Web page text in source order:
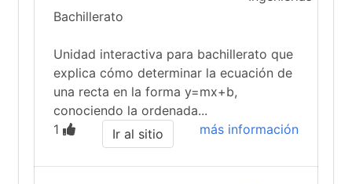
Bachillerato
Unidad interactiva para bachillerato que
explica cómo determinar la ecuación de
una recta en la forma y=mx+b,
conociendo la ordenada...
1
más información
Ir al sitio